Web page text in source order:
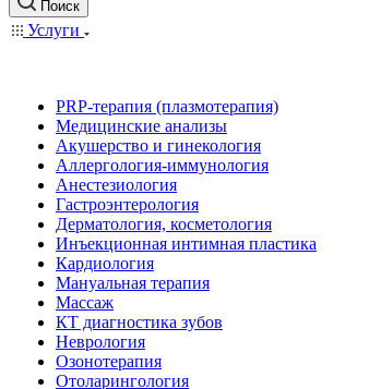
Поиск
Услуги
PRP-терапия (плазмотерапия)
Медицинские анализы
Акушерство и гинекология
Аллергология-иммунология
Анестезиология
Гастроэнтерология
Дерматология, косметология
Инъекционная интимная пластика
Кардиология
Мануальная терапия
Массаж
КТ диагностика зубов
Неврология
Озонотерапия
Отоларингология